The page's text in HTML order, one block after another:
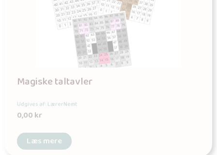
Magiske taltavler
Udgives af: LærerNemt
0,00kr
Læs mere